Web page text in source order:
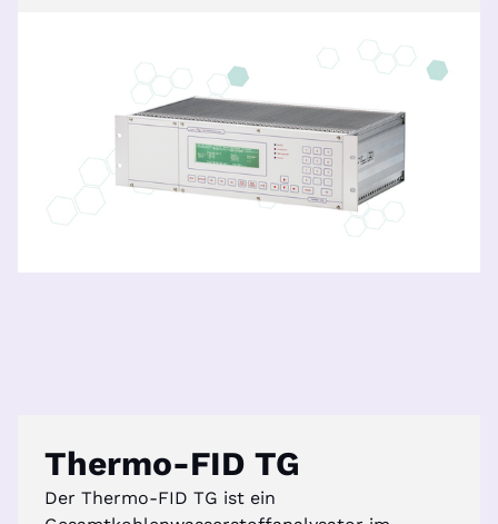
Thermo-FID TG
Der Thermo-FID TG ist ein